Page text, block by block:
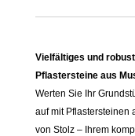
Vielfältiges und
Pflastersteine aus
Werten Sie Ihr
auf mit Pflastersteinen
von Stolz – Ihrem